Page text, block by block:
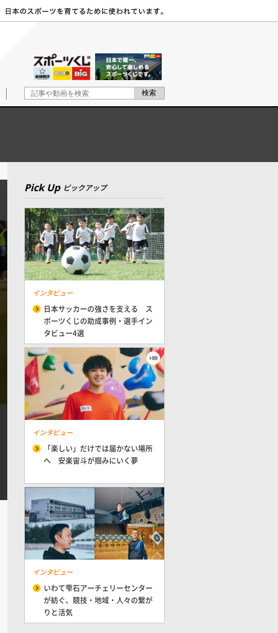
Pick Up ピックアップ
インタビュー
日本サッカーの強さを支える ス
ポーツくじの助成事例・選手イン
タビュー4選
インタビュー
「楽しい」だけでは届かない場所
へ 安楽宙斗が掴みにいく夢
インタビュー
いわて雫石アーチェリーセンター
が紡ぐ、競技・地域・人々の繋が
りと活気